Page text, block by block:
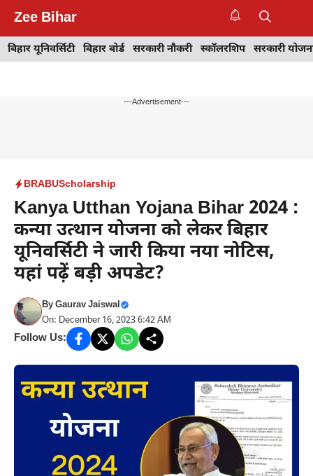
content
Zee Bihar
बिहार यूनिवर्सिटी बिहार बोर्ड सरकारी नौकरी स्कॉलरशिप सरकारी
---Advertisement---
BRABUScholarship
Kanya Utthan Yojana Bihar 2024 :
कन्या उत्थान योजना को लेकर बिहार
यूनिवर्सिटी ने जारी किया नया नोटिस,
यहां पढ़ें बड़ी अपडेट?
ByGaurav Jaiswal
On: December 16, 2023 6:42 AM
Follow Us: